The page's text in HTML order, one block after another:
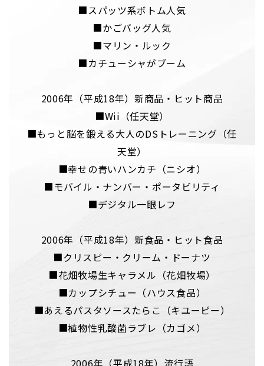
■スパッツ系ボトム人気
■かごバッグ人気
■マリン・ルック
■カチューシャがブーム
2006年（平成18年）新商品・ヒット商品
■Wii（任天堂）
■もっと脳を鍛える大人のDSトレーニング（任
天堂）
■幸せの青いハンカチ（ニシオ）
■モバイル・ナンバー・ポータビリティ
■デジタル一眼レフ
2006年（平成18年）新食品・ヒット食品
■クリスピー・クリーム・ドーナツ
■花畑牧場生キャラメル（花畑牧場）
■カップシチュー（ハウス食品）
■あえるパスタソースたらこ（キユーピー）
■植物性乳酸菌ラブレ（カゴメ）
2006年（平成18年）流行語